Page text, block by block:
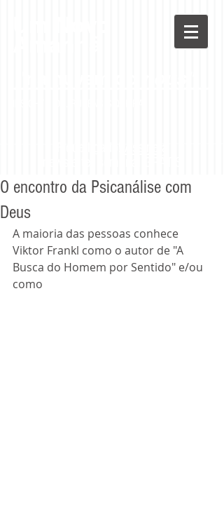
O encontro da Psicanálise com
Deus
A maioria das pessoas conhece
Viktor Frankl como o autor de "A
Busca do Homem por Sentido" e/ou
como